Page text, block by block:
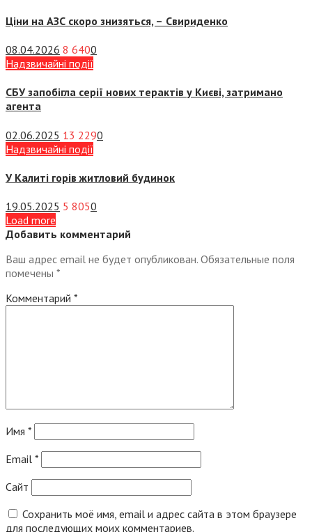
Ціни на АЗС скоро знизяться, – Свириденко
08.04.2026 8 6400
Надзвичайні події
СБУ запобігла серії нових терактів у Києві, затримано
агента
02.06.2025 13 2290
Надзвичайні події
У Калиті горів житловий будинок
19.05.2025 5 8050
Load more
Добавить комментарий
Ваш адрес email не будет опубликован. Обязательные поля
помечены *
Комментарий *
Имя *
Email *
Сайт
Сохранить моё имя, email и адрес сайта в этом браузере
для последующих моих комментариев.